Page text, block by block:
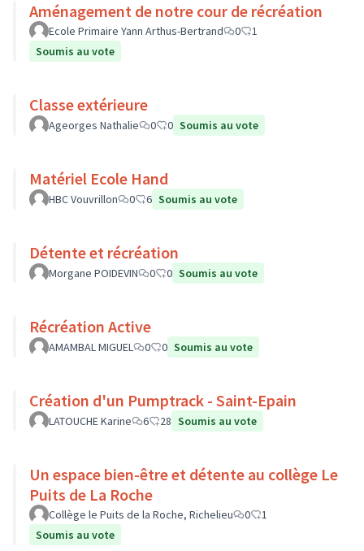
Aménagement de notre cour de récréation
Ecole Primaire Yann Arthus-Bertrand 0
1
Soumis au vote
Classe extérieure
Ageorges Nathalie 0 0 Soumis au vote
Matériel Ecole Hand
HBC Vouvrillon 0 6 Soumis au vote
Détente et récréation
Morgane POIDEVIN 0 0 Soumis au vote
Récréation Active
AMAMBAL MIGUEL 0 0 Soumis au vote
Création d'un Pumptrack - Saint-Epain
LATOUCHE Karine 6 28 Soumis au vote
Un espace bien-être et détente au collège Le
Puits de La Roche
Collège le Puits de la Roche, Richelieu 0
1
Soumis au vote